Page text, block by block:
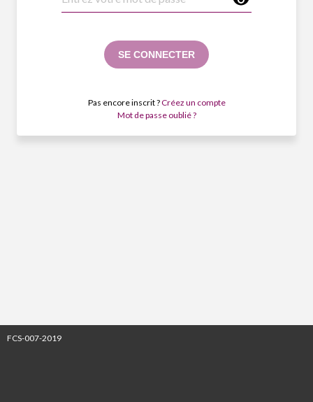
SE CONNECTER
Pas encore inscrit ?Créez un compte
Mot de passe oublié ?
FCS-007-2019